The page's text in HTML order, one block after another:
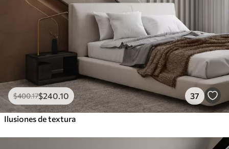
$400.17$240 .10 37
Ilusiones de textura